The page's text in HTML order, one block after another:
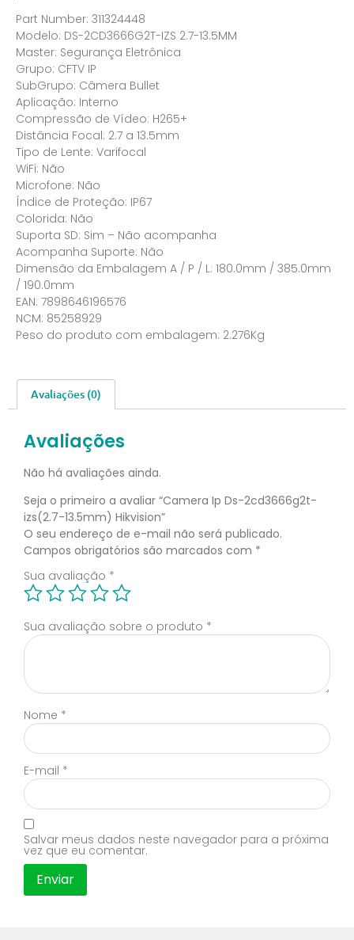
Part Number: 311324448
Modelo: DS-2CD3666G2T-IZS 2.7-13.5MM
Master: Segurança Eletrônica
Grupo: CFTV IP
SubGrupo: Câmera Bullet
Aplicação: Interno
Compressão de Vídeo: H265+
Distância Focal: 2.7 a 13.5mm
Tipo de Lente: Varifocal
WiFi: Não
Microfone: Não
Índice de Proteção: IP67
Colorida: Não
Suporta SD: Sim – Não acompanha
Acompanha Suporte: Não
Dimensão da Embalagem A / P / L: 180.0mm / 385.0mm
/ 190.0mm
EAN: 7898646196576
NCM: 85258929
Peso do produto com embalagem: 2.276Kg
Avaliações (0)
Avaliações
Não há avaliações ainda.
Seja o primeiro a avaliar “Camera Ip Ds-2cd3666g2t-
izs(2.7-13.5mm) Hikvision”
O seu endereço de e-mail não será publicado.
Campos obrigatórios são marcados com *
Sua avaliação *
Sua avaliação sobre o produto *
Nome *
E-mail *
Salvar meus dados neste navegador para a próxima
vez que eu comentar.